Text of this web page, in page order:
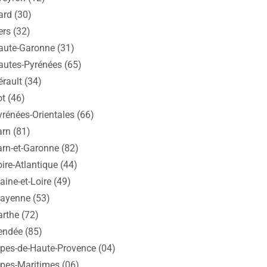
(30)
(32)
Garonne (31)
Pyrénées (65)
(34)
(46)
Orientales (66)
(81)
et-Garonne (82)
Atlantique (44)
et-Loire (49)
(53)
(72)
(85)
de-Haute-Provence (04)